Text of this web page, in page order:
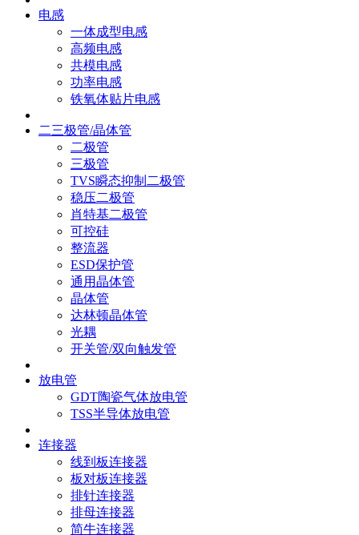
电感
一体成型电感
高频电感
共模电感
功率电感
铁氧体贴片电感
二三极管/晶体管
二极管
三极管
TVS瞬态抑制二极管
稳压二极管
肖特基二极管
可控硅
整流器
ESD保护管
通用晶体管
晶体管
达林顿晶体管
光耦
开关管/双向触发管
放电管
GDT陶瓷气体放电管
TSS半导体放电管
连接器
线到板连接器
板对板连接器
排针连接器
排母连接器
简牛连接器